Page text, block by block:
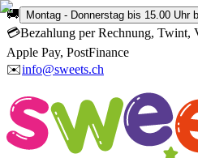
🚚 Montag - Donnerstag bis 15.00 Uhr
💳Bezahlung per Rechnung, Twint,
Apple Pay, PostFinance
✉️info@sweets.ch